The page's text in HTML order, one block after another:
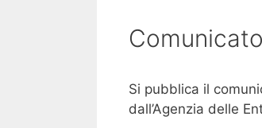
Si pubblica il
dall’Agenzia delle